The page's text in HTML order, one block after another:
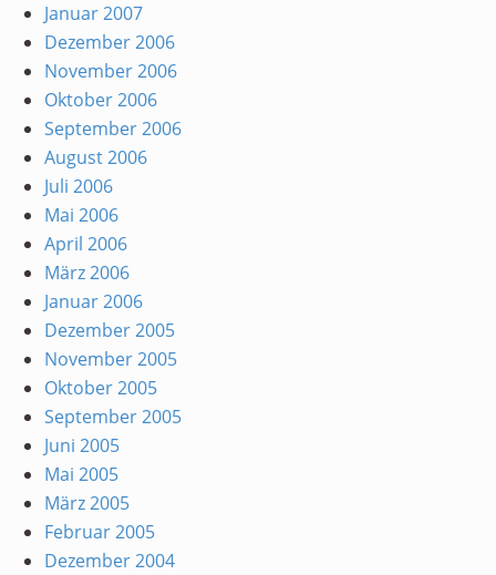
Januar 2007
Dezember 2006
November 2006
Oktober 2006
September 2006
August 2006
Juli 2006
Mai 2006
April 2006
März 2006
Januar 2006
Dezember 2005
November 2005
Oktober 2005
September 2005
Juni 2005
Mai 2005
März 2005
Februar 2005
Dezember 2004